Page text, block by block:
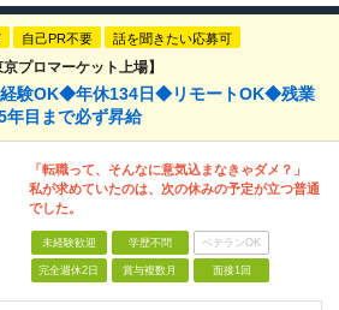
自己PR不要 話を聞きたい応募可
プロマーケット上場】
験OK◆年休134日◆リモートOK◆残業
目まで必ず昇給
「転職って、そんなに意気込まなきゃダメ？」
私が求めていたのは、次の休みの予定が立つ普通
でした。
未経験歓迎 学歴不問 ベテランOK
完全週休2日 賞与複数月 面接1回